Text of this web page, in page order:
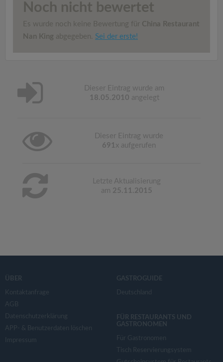
Noch nicht bewertet
Es wurde noch keine Bewertung für China Restaurant
Nan King abgegeben. Sei der erste!
Dieser Eintrag wurde am
18.05.2010 angelegt
Dieser Eintrag wurde
691 x aufgerufen
Letzte Aktualisierung
am 25.11.2015
ÜBER
Kontaktanfrage
AGB
Datenschutzerklärung
APP- & Benutzerdaten löschen
Impressum
GASTROGUIDE
Deutschland
FÜR RESTAURANTS UND
GASTRONOMEN
Für Gastronomen
Tisch Reservierungsystem